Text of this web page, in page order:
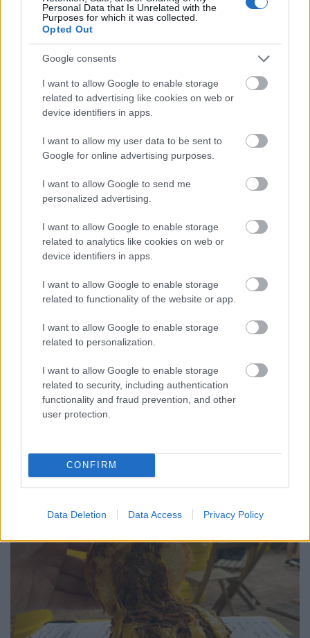
Personal Data that Is Unrelated with the
Purposes for which it was collected.
Opted Out
Google consents
I want to allow Google to enable storage
related to advertising like cookies on web or
device identifiers in apps.
I want to allow my user data to be sent to
Google for online advertising purposes.
I want to allow Google to send me
personalized advertising.
I want to allow Google to enable storage
related to analytics like cookies on web or
device identifiers in apps.
I want to allow Google to enable storage
related to functionality of the website or app.
I want to allow Google to enable storage
related to personalization.
I want to allow Google to enable storage
related to security, including authentication
functionality and fraud prevention, and other
user protection.
CONFIRM
Data Deletion Data Access Privacy Policy
Ne álljunk meg ennyinél - gondoltam, és miután
barbecue-ügyben is otthon van a hely, a Gravy Beef
szendvics felé gravitáltam. Ebben lassú tűzön, füstön
készülő tépett marhahús volt megtalálható,
valamint almás káposztasaláta, és a névadó szósz
fogta egybe az egészet, valamint egy kis vörös
cheddar is került még bele.
marhahús pedig… izgalmas, omlós, füstös, pont
amilyennek lennie kell. Emellé is kaptam egy kis
vitaminbevitel.